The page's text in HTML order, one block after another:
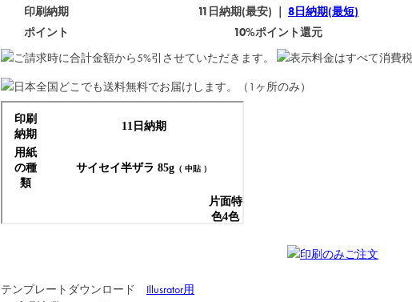
印刷納期
11日納期(最安) ｜ 8日納期(最短)
ポイント
10%ポイント還元
テンプレートダウンロード Illusrator用